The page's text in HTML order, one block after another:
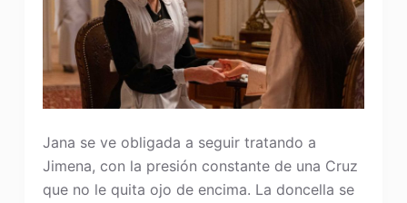
Jana se ve obligada a seguir tratando a
Jimena, con la presión constante de una Cruz
que no le quita ojo de encima. La doncella se